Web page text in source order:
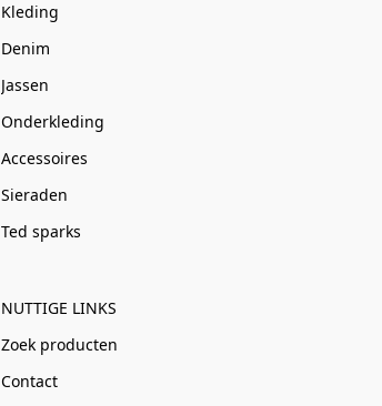
Kleding
Denim
Jassen
Onderkleding
Accessoires
Sieraden
Ted sparks
NUTTIGE LINKS
Zoek producten
Contact